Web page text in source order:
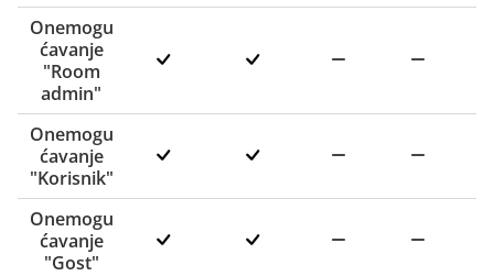
Onemogu
ćavanje
"Room
admin"
Onemogu
ćavanje
"Korisnik"
Onemogu
ćavanje
"Gost"